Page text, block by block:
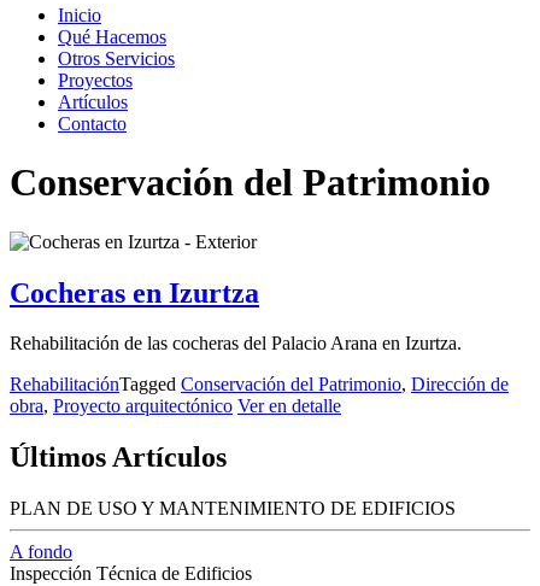
Inicio
Qué Hacemos
Otros Servicios
Proyectos
Artículos
Contacto
Conservación del Patrimonio
Cocheras en Izurtza
Rehabilitación de las cocheras del Palacio Arana en Izurtza.
RehabilitaciónTagged Conservación del Patrimonio, Dirección de
obra, Proyecto arquitectónico Ver en detalle
Últimos Artículos
PLAN DE USO Y MANTENIMIENTO DE EDIFICIOS
A fondo
Inspección Técnica de Edificios